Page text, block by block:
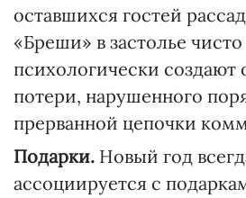
оставшихся гостей
«Бреши» в застолье чисто
психологически
потери, нарушенного
прерванной цепочки
Подарки. Новый год
ассоциируется с